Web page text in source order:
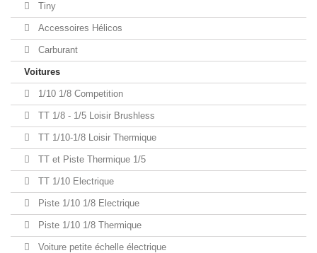
Tiny
Accessoires Hélicos
Carburant
Voitures
1/10 1/8 Competition
TT 1/8 - 1/5 Loisir Brushless
TT 1/10-1/8 Loisir Thermique
TT et Piste Thermique 1/5
TT 1/10 Electrique
Piste 1/10 1/8 Electrique
Piste 1/10 1/8 Thermique
Voiture petite échelle électrique